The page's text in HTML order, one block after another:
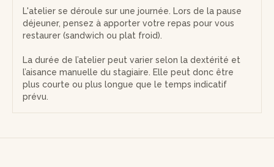
L'atelier se déroule sur une journée. Lors de la pause
déjeuner, pensez à apporter votre repas pour vous
restaurer (sandwich ou plat froid).
La durée de l’atelier peut varier selon la dextérité et
l’aisance manuelle du stagiaire. Elle peut donc être
plus courte ou plus longue que le temps indicatif
prévu.